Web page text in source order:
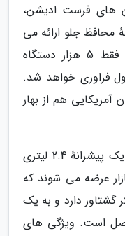
های فرست ادیشن،
محافظ جلو ارائه می
نماید. از این نسخهٔ فرست ادیشن فقط 5 هزار دستگاه
فراوری خواهد شد.
آمریکایی هم از بهار
تمام نسخه های این خودرو فقط با یک پیشرانهٔ 2.4 لیتری
عرضه می شوند که
و 630 نیوتن متر گشتاور دارد و به یک
است. ویژگی های